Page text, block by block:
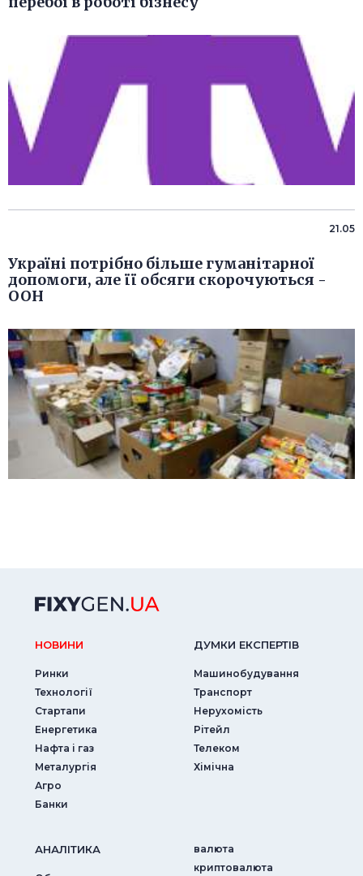
21.05
Україні потрібно більше гуманітарної
допомоги, але її обсяги скорочуються -
ООН
НОВИНИ
Ринки
Технології
Стартапи
Енергетика
Нафта і газ
Металургія
Агро
Банки
ДУМКИ ЕКСПЕРТIВ
Машинобудування
Транспорт
Нерухомість
Рітейл
Телеком
Хімічна
АНАЛIТИКА
валюта
криптовалюта